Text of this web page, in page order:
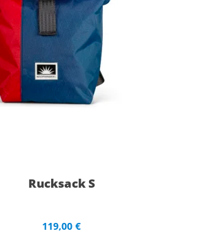
Rucksack S
119,00€